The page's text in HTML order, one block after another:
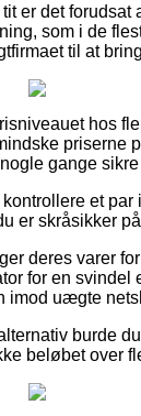
er det
som i de
til at
hos
priserne
gange
et par
er skråsikker
deres varer
for en svindel
imod uægte
burde
beløbet over